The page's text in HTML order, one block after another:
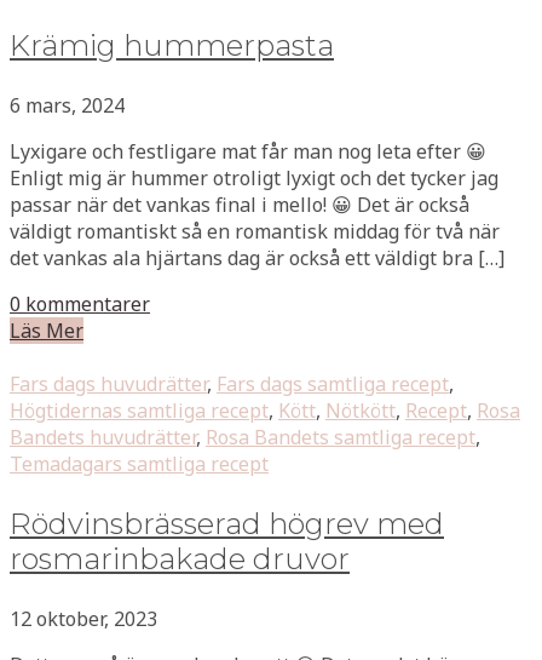
Krämig hummerpasta
6 mars, 2024
Lyxigare och festligare mat får man nog leta efter 😀
Enligt mig är hummer otroligt lyxigt och det tycker jag
passar när det vankas final i mello! 😀 Det är också
väldigt romantiskt så en romantisk middag för två när
det vankas ala hjärtans dag är också ett väldigt bra […]
0 kommentarer
Läs Mer
Fars dags huvudrätter, Fars dags samtliga recept,
Högtidernas samtliga recept, Kött, Nötkött, Recept, Rosa
Bandets huvudrätter, Rosa Bandets samtliga recept,
Temadagars samtliga recept
Rödvinsbrässerad högrev med
rosmarinbakade druvor
12 oktober, 2023